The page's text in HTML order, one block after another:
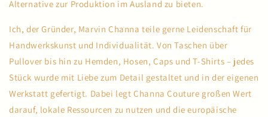
Alternative zur Produktion im Ausland zu bieten.
Ich, der Gründer, Marvin Channa teile gerne Leidenschaft für
Handwerkskunst und Individualität. Von Taschen über
Pullover bis hin zu Hemden, Hosen, Caps und T-Shirts – jedes
Stück wurde mit Liebe zum Detail gestaltet und in der eigenen
Werkstatt gefertigt. Dabei legt Channa Couture großen Wert
darauf, lokale Ressourcen zu nutzen und die europäische